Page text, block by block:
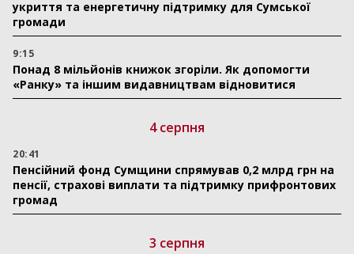
укриття та енергетичну підтримку для Сумської
громади
9:15
Понад 8 мільйонів книжок згоріли. Як допомогти
«Ранку» та іншим видавництвам відновитися
4 серпня
20:41
Пенсійний фонд Сумщини спрямував 0,2 млрд грн на
пенсії, страхові виплати та підтримку прифронтових
громад
3 серпня